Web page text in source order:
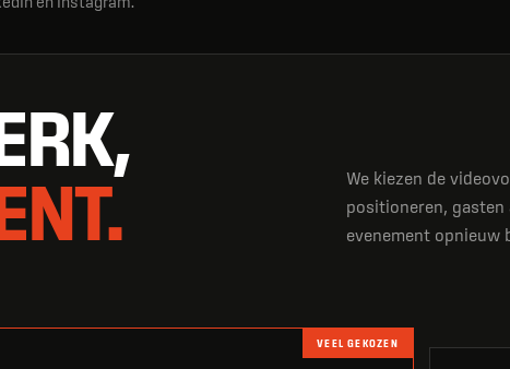
We kiezen de
positioneren, gasten
evenement opnieuw
VEEL GEKOZEN